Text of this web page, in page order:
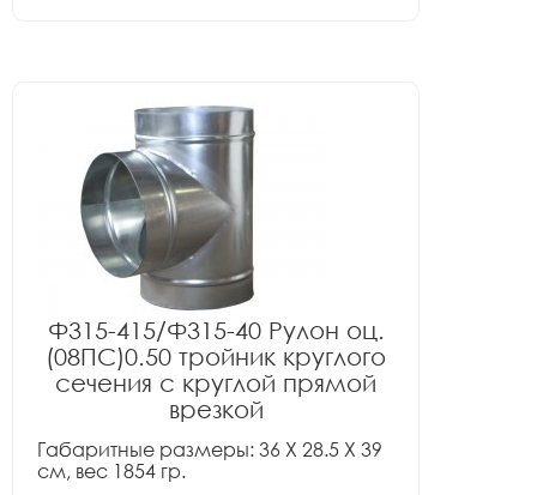
Ф315-415/Ф315-40 Рулон оц.
(08ПС)0.50 тройник круглого
сечения с круглой прямой
врезкой
Габаритные размеры: 36 X 28.5 X 39
см, вес 1854 гр.